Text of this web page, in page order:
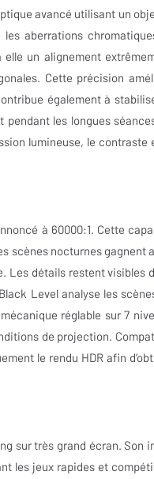
avancé utilisant un
aberrations
un alignement
Cette précision
également à
les longues
lumineuse, le contraste
à 60000:1. Cette
scènes nocturnes gagnent
Les détails restent visibles
Level analyse les
réglable sur 7
de projection.
le rendu HDR afin
sur très grand écran. Son
les jeux rapides et